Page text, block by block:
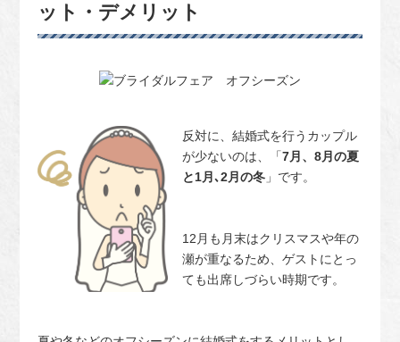
ット・デメリット
反対に、結婚式を行うカップル
が少ないのは、「7月、8月の夏
と1月､2月の冬」です。
12月も月末はクリスマスや年の
瀬が重なるため、ゲストにとっ
ても出席しづらい時期です。